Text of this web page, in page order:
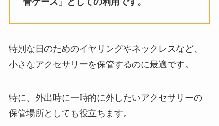
特別な日のためのイヤリングやネックレスなど、
小さなアクセサリーを保管するのに最適です。
特に、外出時に一時的に外したいアクセサリーの
保管場所としても役立ちます。